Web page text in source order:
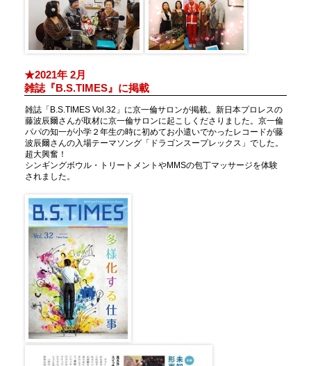
★2021年 2月
雑誌『B.S.TIMES』に掲載
雑誌「B.S.TIMES Vol.32」に京一倫サロンが掲載。新日本プロレスの
藤波辰爾さんが取材に京一倫サロンに起こしくださりました。京一倫
パパの知一が小学２年生の時に初めてお小遣いでかったレコードが藤
波辰爾さんの入場テーマソング「ドラゴンスープレックス」でした。
超大興奮！
シンギングボウル・トリートメントやMMSの包丁マッサージを体験
されました。